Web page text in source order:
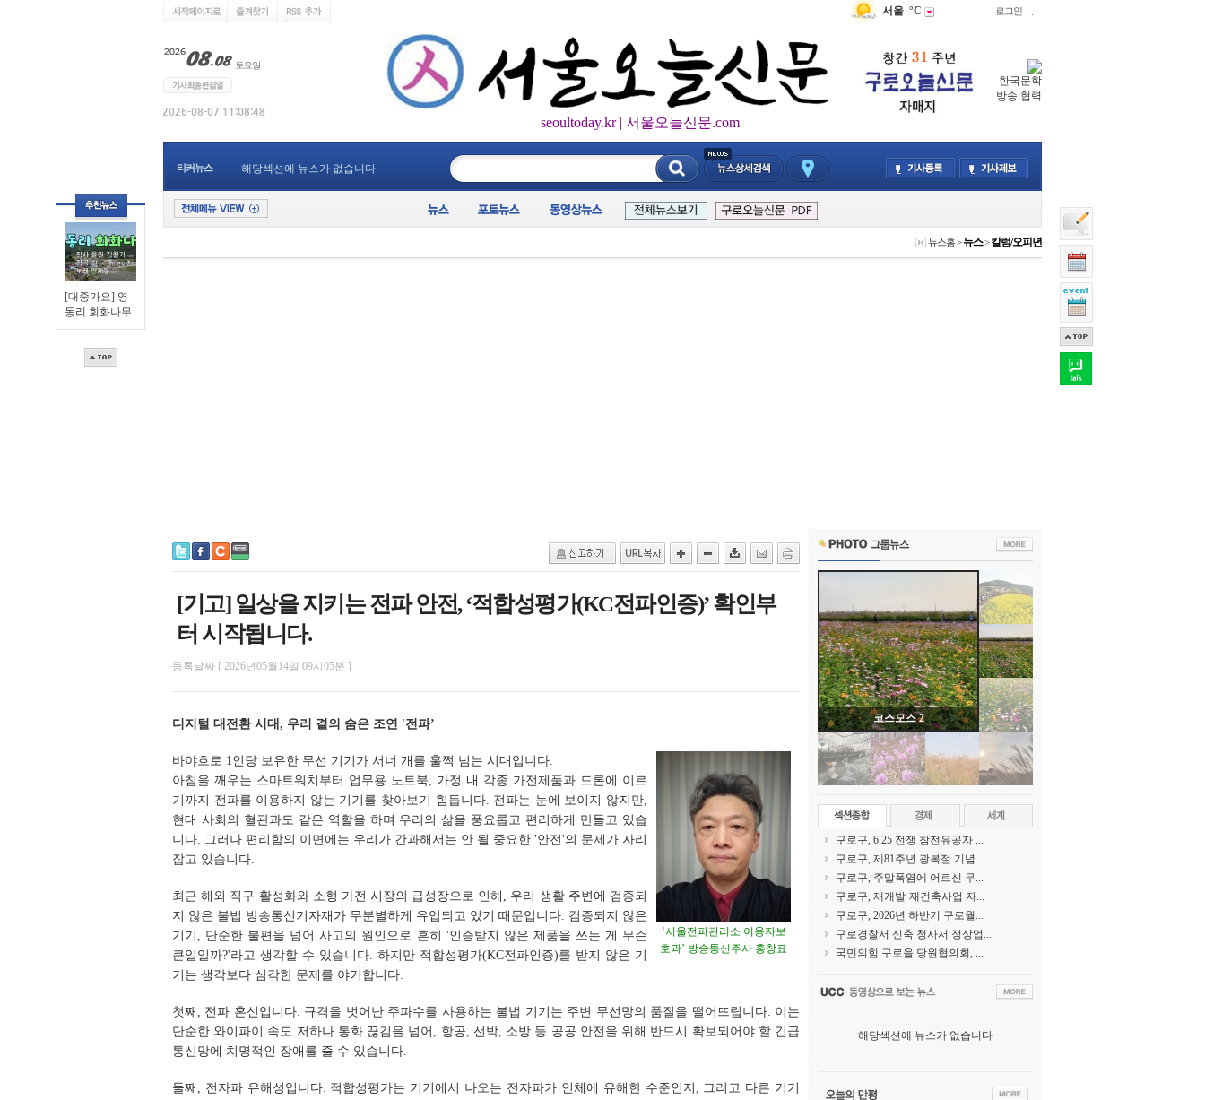
[대중가요] 영
동리 회화나무
서울 °C 로그인
seoultoday.kr | 서울오늘신문.com
한국문학
방송 협력
티커뉴스 해당섹션에 뉴스가 없습니다
뉴스홈>뉴스>칼럼/오피년
[기고] 일상을 지키는 전파 안전, ‘적합성평가(KC전파인증)’ 확인부
터 시작됩니다.
등록날짜 [ 2026년05월14일 09시05분 ]
디지털 대전환 시대, 우리 곁의 숨은 조연 '전파’
‘서울전파관리소 이용자보
호과’ 방송통신주사 홍창표
바야흐로 1인당 보유한 무선 기기가 서너 개를 훌쩍 넘는 시대입니다.
아침을 깨우는 스마트워치부터 업무용 노트북, 가정 내 각종 가전제품과 드론에 이르
기까지 전파를 이용하지 않는 기기를 찾아보기 힘듭니다. 전파는 눈에 보이지 않지만,
현대 사회의 혈관과도 같은 역할을 하며 우리의 삶을 풍요롭고 편리하게 만들고 있습
니다. 그러나 편리함의 이면에는 우리가 간과해서는 안 될 중요한 '안전'의 문제가 자리
잡고 있습니다.
최근 해외 직구 활성화와 소형 가전 시장의 급성장으로 인해, 우리 생활 주변에 검증되
지 않은 불법 방송통신기자재가 무분별하게 유입되고 있기 때문입니다. 검증되지 않은
기기, 단순한 불편을 넘어 사고의 원인으로 흔히 '인증받지 않은 제품을 쓰는 게 무슨
큰일일까?'라고 생각할 수 있습니다. 하지만 적합성평가(KC전파인증)를 받지 않은 기
기는 생각보다 심각한 문제를 야기합니다.
첫째, 전파 혼신입니다. 규격을 벗어난 주파수를 사용하는 불법 기기는 주변 무선망의 품질을 떨어뜨립니다. 이는
단순한 와이파이 속도 저하나 통화 끊김을 넘어, 항공, 선박, 소방 등 공공 안전을 위해 반드시 확보되어야 할 긴급
통신망에 치명적인 장애를 줄 수 있습니다.
둘째, 전자파 유해성입니다. 적합성평가는 기기에서 나오는 전자파가 인체에 유해한 수준인지, 그리고 다른 기기
코스모스 2
구로구, 6.25 전쟁 참전유공자 ...
구로구, 제81주년 광복절 기념...
구로구, 주말폭염에 어르신 무...
구로구, 재개발·재건축사업 자...
구로구, 2026년 하반기 구로월...
구로경찰서 신축 청사서 정상업...
국민의힘 구로을 당원협의회, ...
해당섹션에 뉴스가 없습니다